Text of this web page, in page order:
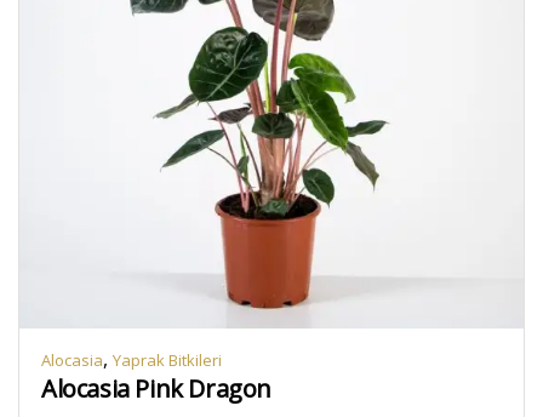
Alocasia, Yaprak Bitkileri
Alocasia Pink Dragon